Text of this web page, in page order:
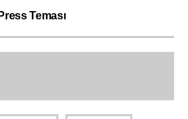
Teması